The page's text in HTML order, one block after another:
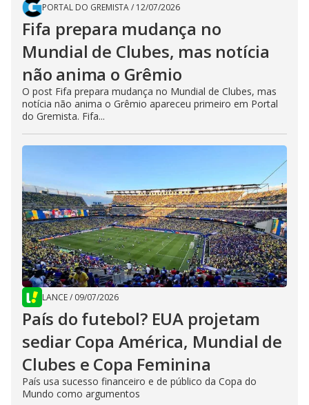
PORTAL DO GREMISTA/ 12/07/2026
Fifa prepara mudança no
Mundial de Clubes, mas notícia
não anima o Grêmio
O post Fifa prepara mudança no Mundial de Clubes, mas
notícia não anima o Grêmio apareceu primeiro em Portal
do Gremista. Fifa...
LANCE/ 09/07/2026
País do futebol? EUA projetam
sediar Copa América, Mundial de
Clubes e Copa Feminina
País usa sucesso financeiro e de público da Copa do
Mundo como argumentos